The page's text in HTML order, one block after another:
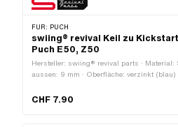
FÜR: PUCH
swiing® revival Keil zu
Puch E50, Z50
Hersteller: swiing® revival parts · Material:
aussen: 9 mm · Oberfläche: verzinkt (blau)
CHF 7.90